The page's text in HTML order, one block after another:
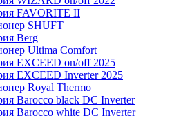
FAVORITE II
SHUFT
Berg
Ultima Comfort
EXCEED on/off 2025
EXCEED Inverter 2025
Royal Thermo
Barocco black DC Inverter
Barocco white DC Inverter